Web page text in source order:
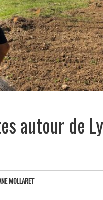
autour de
MOLLARET